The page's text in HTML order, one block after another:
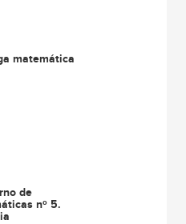
matemática
de
nº 5.